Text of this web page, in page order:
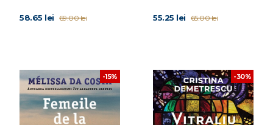
58.65 lei 69.00 lei 55.25 lei 65.00 lei
-15% -30%